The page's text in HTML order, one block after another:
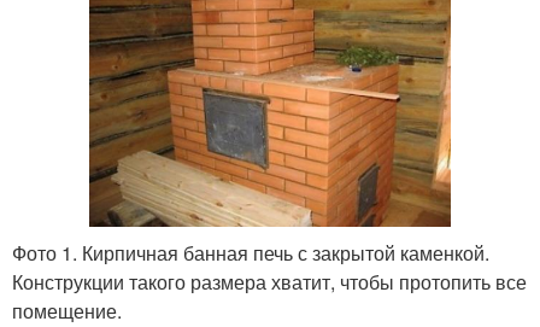
Фото 1. Кирпичная банная печь с закрытой каменкой.
Конструкции такого размера хватит, чтобы протопить все
помещение.